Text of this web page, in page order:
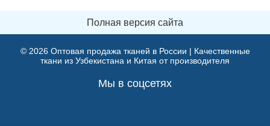
Полная версия сайта
© 2026 Оптовая продажа тканей в России | Качественные
ткани из Узбекистана и Китая от производителя
Мы в соцсетях